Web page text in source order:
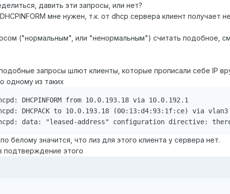
давить эти запросы, или нет?
мне нужен, т.к. от dhcp сервера клиент получает
("нормальным", или "ненормальным") считать подобное,
запросы шлют клиенты, которые прописали себе IP
одному из таких
DHCPINFORM from 10.0.193.18 via 10.0.192.1
DHCPACK to 10.0.193.18 (00:13:d4:93:1f:ce) via vlan3
data: "leased-address" configuration directive:
белому значится, что лиз для этого клиента у сервера нет.
подтверждение этого